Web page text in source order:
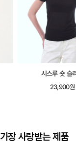
시스루 숏 슬
23,900원
가장 사랑받는 제품